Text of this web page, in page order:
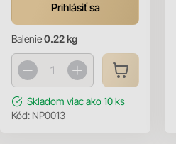
Prihlásiť sa
Balenie0.22 kg
Skladom viac ako 10 ks
Kód: NP0013